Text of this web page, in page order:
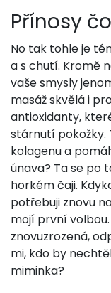
Přínosy
No tak tohle je
a s chutí. Kromě
vaše smysly
masáž skvělá i
antioxidanty,
stárnutí pokožky.
kolagenu a
únava? Ta se po
horkém čaji.
potřebuji znovu
mojí první
znovuzrozená,
mi, kdo by
miminka?